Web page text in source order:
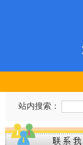
站内搜索：